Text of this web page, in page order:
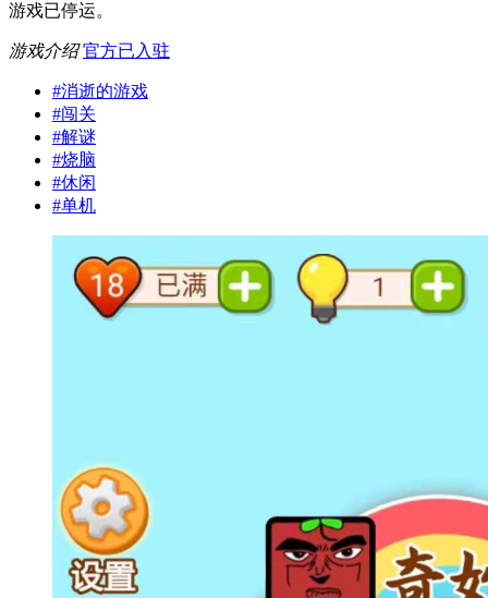
游戏已停运。
游戏介绍 官方已入驻
#消逝的游戏
#闯关
#解谜
#烧脑
#休闲
#单机